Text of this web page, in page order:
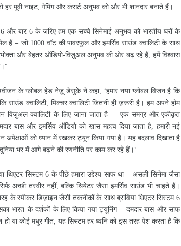
हर मूवी नाइट, गेमिंग और कंसर्ट अनुभव को और भी शानदार बनाते हैं।
और बार6 के ज़रिए हम एक सच्चे सिनेमाई अनुभव को भारतीय घरों के
हैं – जो1000 वॉट की पावरफुल और इमर्सिव साउंड क्वालिटी के साथ
और बेहतर ऑडियो-विज़ुअल अनुभव की ओर बढ़ रहे हैं, हमें विश्वास
”
के ग्लोबल हेड नेज़ू डेसुके ने कहा, “हमार नया ग्लोबल विजन है कि
कि साउंड क्वालिटी, पिक्चर क्वालिटी जितनी ही ज़रूरी है। हम अपने होम
विजुअल क्वालिटी के लिए जाना जाता है — एक समग्र और एकीकृत
बास और इमर्सिव ऑडियो को खास महत्व दिया जाता है, हमारी नई
अपेक्षाओं को ध्यान में रखकर ट्यून किया गया है। यह बदलाव दिखाता है
दुनिया भर में आगे बढ़ने की रणनीति पर काम कर रहे हैं।”
थिएटर सिस्टम6 के पीछे हमारा उद्देश्य साफ था – असली सिनेमा जैसा
अच्छी तस्वीर नहीं,बल्कि थियेटर जैसा इमर्सिव साउंड भी चाहते हैं।
के स्पीकर डिज़ाइन जैसी तकनीकों के साथ ब्राविया थिएटर सिस्टम6
भारत के दर्शकों के लिए किया गया ट्यूनिंग – दमदार बास और साफ
हो या कोई मधुर गीत, यह सिस्टम हर ध्वनि को इस तरह पेश करता है कि